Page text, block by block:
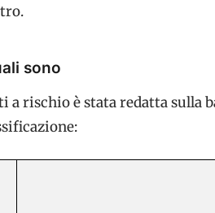
sono
a rischio è stata redatta sulla